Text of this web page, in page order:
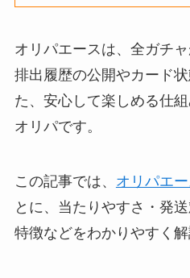
オリパエースは、全ガチ
排出履歴の公開やカード
た、安心して楽しめる仕
オリパです。
この記事では、 オリパエ
とに、当たりやすさ・発
特徴などをわかりやすく解